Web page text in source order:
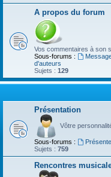
A propos du forum
Vos commentaires à son
Sous-forums :
d'auteurs
Sujets : 129
Présentation
Vôtre
Sous-forums :
Sujets : 759
Rencontres